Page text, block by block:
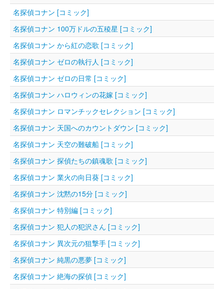
名探偵コナン [コミック]
名探偵コナン 100万ドルの五稜星 [コミック]
名探偵コナン から紅の恋歌 [コミック]
名探偵コナン ゼロの執行人 [コミック]
名探偵コナン ゼロの日常 [コミック]
名探偵コナン ハロウィンの花嫁 [コミック]
名探偵コナン ロマンチックセレクション [コミック]
名探偵コナン 天国へのカウントダウン [コミック]
名探偵コナン 天空の難破船 [コミック]
名探偵コナン 探偵たちの鎮魂歌 [コミック]
名探偵コナン 業火の向日葵 [コミック]
名探偵コナン 沈黙の15分 [コミック]
名探偵コナン 特別編 [コミック]
名探偵コナン 犯人の犯沢さん [コミック]
名探偵コナン 異次元の狙撃手 [コミック]
名探偵コナン 純黒の悪夢 [コミック]
名探偵コナン 絶海の探偵 [コミック]